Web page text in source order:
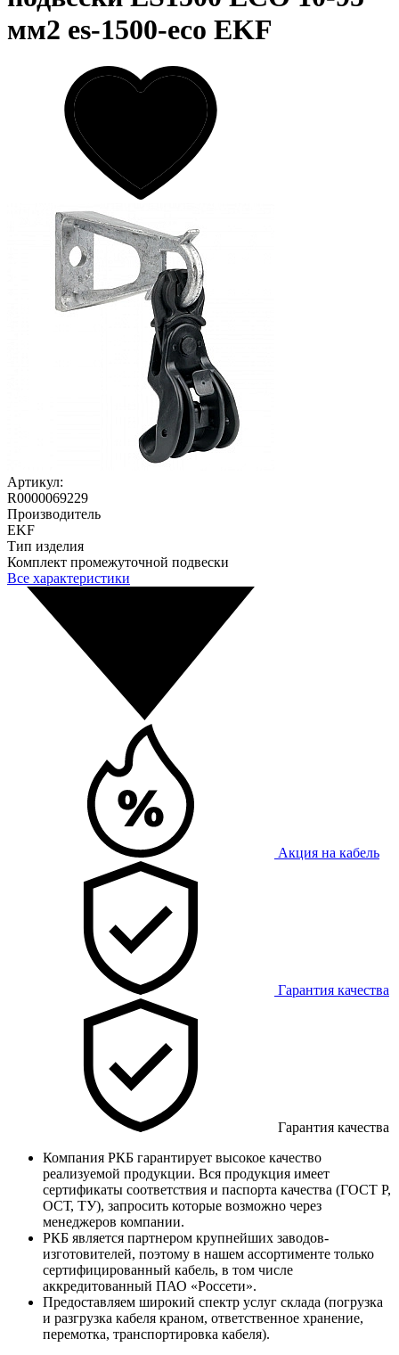
мм2 es-1500-eco EKF
Артикул:
R0000069229
Производитель
EKF
Тип изделия
Комплект промежуточной подвески
Все характеристики
Акция на кабель
Гарантия качества
Гарантия качества
Компания РКБ гарантирует высокое качество
реализуемой продукции. Вся продукция имеет
сертификаты соответствия и паспорта качества (ГОСТ Р,
ОСТ, ТУ), запросить которые возможно через
менеджеров компании.
РКБ является партнером крупнейших заводов-
изготовителей, поэтому в нашем ассортименте только
сертифицированный кабель, в том числе
аккредитованный ПАО «Россети».
Предоставляем широкий спектр услуг склада (погрузка
и разгрузка кабеля краном, ответственное хранение,
перемотка, транспортировка кабеля).